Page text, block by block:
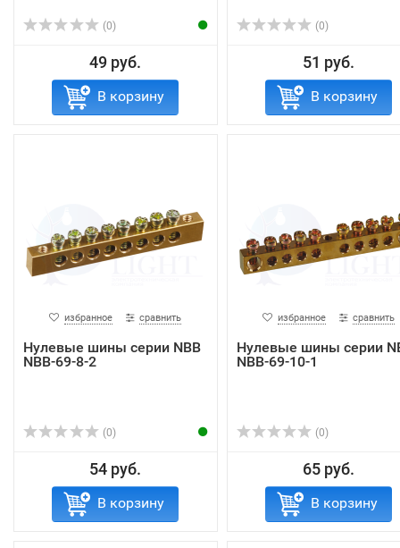
(0)
49 руб.
В корзину
(0)
51 руб.
В корзину
избранное сравнить
Нулевые шины серии NBB
NBB-69-8-2
(0)
54 руб.
В корзину
избранное сравнить
Нулевые шины серии
NBB-69-10-1
(0)
65 руб.
В корзину